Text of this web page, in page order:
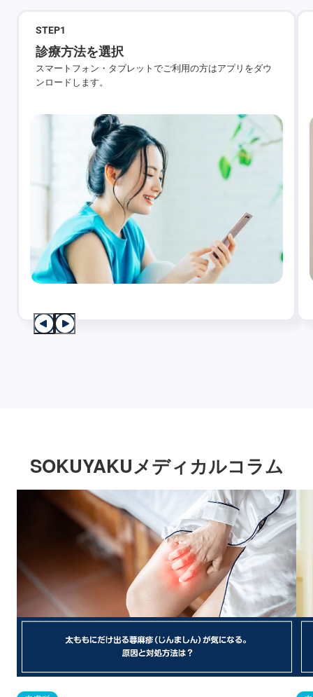
STEP1
診療方法を選択
スマートフォン・タブレットでご利用の方はアプリをダウ
ンロードします。
SOKUYAKUメディカルコラム